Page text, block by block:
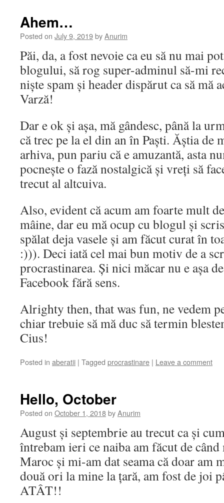
Ahem…
Posted on July 9, 2019byAnurim
Păi, da, a fost nevoie ca eu să nu mai
blogului, să rog super-adminul să-mi
niște spam și header dispărut ca să mă
Varză!
Dar e ok și așa, mă gândesc, până la
că trec pe la el din an în Paști. Ăștia
arhiva, pun pariu că e amuzantă, asta
pocnește o fază nostalgică și vreți să
trecut al altcuiva.
Also, evident că acum am foarte mult
mâine, dar eu mă ocup cu blogul și
spălat deja vasele și am făcut curat în
:))). Deci iată cel mai bun motiv de a
procrastinarea. Și nici măcar nu e așa
Facebook fără sens.
Alrighty then, that was fun, ne vedem
chiar trebuie să mă duc să termin
Cius!
Posted in aberatii | Tagged procrastinare | Leave a comment
Hello, October
Posted on October 1, 2018byAnurim
August și septembrie au trecut ca și
întrebam ieri ce naiba am făcut de
Maroc și mi-am dat seama că doar am
două ori la mine la țară, am fost de joi
ATÂT!!